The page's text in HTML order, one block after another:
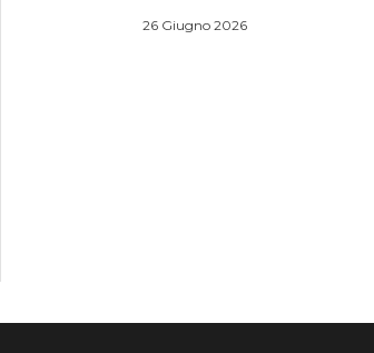
26 Giugno 2026